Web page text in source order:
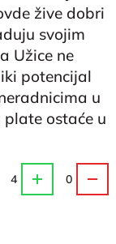
žive dobri
svojim
Užice ne
potencijal
u
ostaće u
4 0